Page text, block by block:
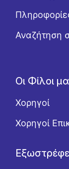
Αναζήτηση
Οι Φίλοι
Χορηγοί
Χορηγοί